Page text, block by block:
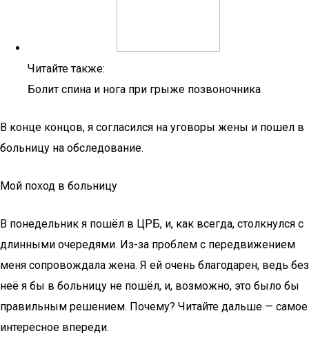
Читайте также:
Болит спина и нога при грыже позвоночника
В конце концов, я согласился на уговоры жены и пошел в
больницу на обследование.
Мой поход в больницу
В понедельник я пошёл в ЦРБ, и, как всегда, столкнулся с
длинными очередями. Из-за проблем с передвижением
меня сопровождала жена. Я ей очень благодарен, ведь без
неё я бы в больницу не пошёл, и, возможно, это было бы
правильным решением. Почему? Читайте дальше — самое
интересное впереди.